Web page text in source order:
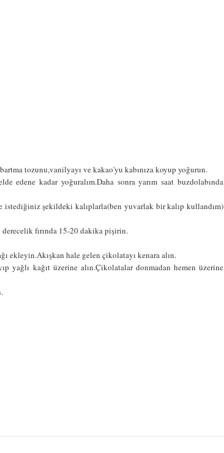
tozunu,vanilyayı ve kakao'yu kabınıza koyup yoğurun.
edene kadar yoğuralım.Daha sonra yarım saat buzdolabında
istediğiniz şekildeki kalıplarla(ben yuvarlak bir kalıp kullandım)
derecelik fırında 15-20 dakika pişirin.
ekleyin.Akışkan hale gelen çikolatayı kenara alın.
yağlı kağıt üzerine alın.Çikolatalar donmadan hemen üzerine